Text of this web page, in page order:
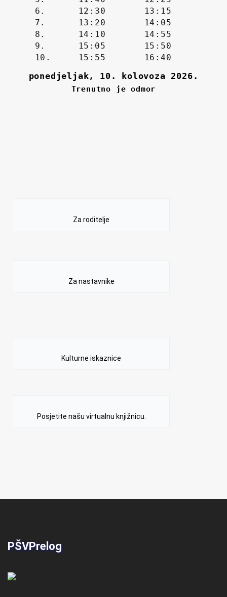
Za roditelje
Za nastavnike
Kulturne iskaznice
Posjetite našu virtualnu knjižnicu.
PŠVPrelog